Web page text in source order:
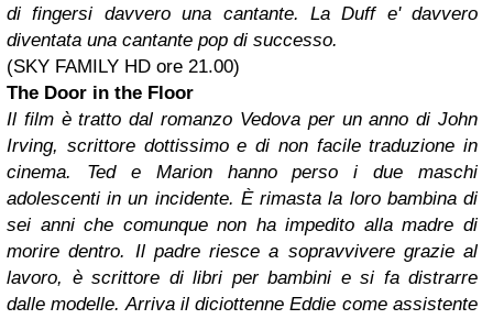
di fingersi davvero una cantante. La Duff e' davvero
diventata una cantante pop di successo.
(SKY FAMILY HD ore 21.00)
The Door in the Floor
Il film è tratto dal romanzo Vedova per un anno di John
Irving, scrittore dottissimo e di non facile traduzione in
cinema. Ted e Marion hanno perso i due maschi
adolescenti in un incidente. È rimasta la loro bambina di
sei anni che comunque non ha impedito alla madre di
morire dentro. Il padre riesce a sopravvivere grazie al
lavoro, è scrittore di libri per bambini e si fa distrarre
dalle modelle. Arriva il diciottenne Eddie come assistente